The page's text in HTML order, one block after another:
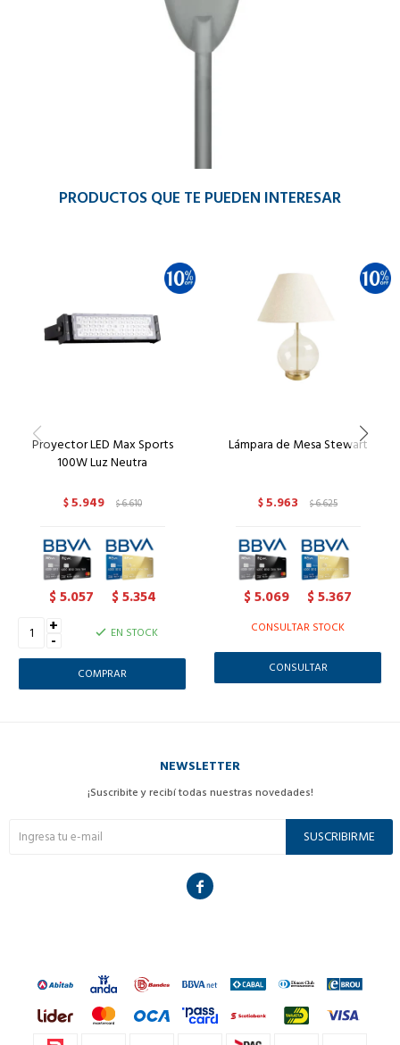
PRODUCTOS QUE TE PUEDEN INTERESAR
Proyector LED Max Sports
100W Luz Neutra
$5.949 $6.610
$5.057 $5.354
+
- EN STOCK
Lámpara de Mesa Stewart
$5.963 $6.625
$5.069 $5.367
CONSULTAR STOCK
CONSULTAR
NEWSLETTER
¡Suscribite y recibí todas nuestras novedades!
SUSCRIBIRME
